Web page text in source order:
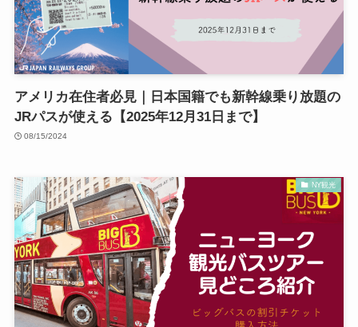
アメリカ在住者必見｜日本国籍でも新幹線乗り放題の
JRパスが使える【2025年12月31日まで】
08/15/2024
NY観光